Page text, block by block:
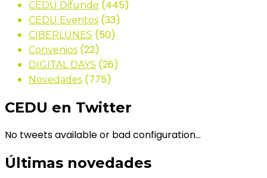
CEDU Difunde (445)
CEDU Eventos (33)
CIBERLUNES (50)
Convenios (22)
DIGITAL DAYS (26)
Novedades (775)
CEDU en Twitter
No tweets available or bad configuration...
Últimas novedades